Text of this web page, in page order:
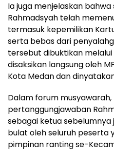
Ia juga menjelaskan
Rahmadsyah telah
termasuk kepemilikan
serta bebas dari
tersebut dibuktikan
disaksikan langsung oleh
Kota Medan dan
Dalam forum
pertanggungjawaban
sebagai ketua
bulat oleh seluruh peserta
pimpinan ranting se-